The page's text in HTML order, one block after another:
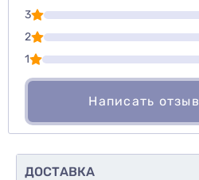
3
2
1
Написать отзыв
ДОСТАВКА